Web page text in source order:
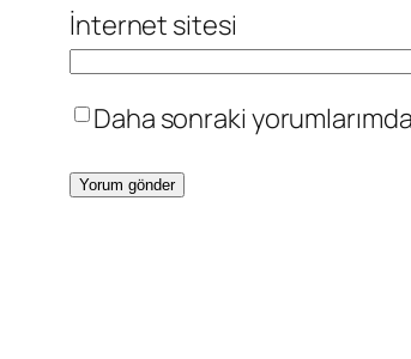
İnternet sitesi
Daha sonraki